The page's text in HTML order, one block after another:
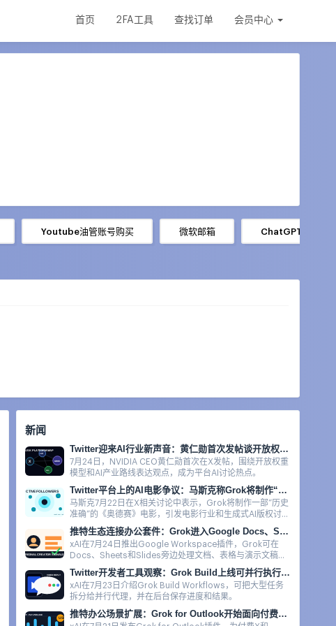
首页 2FA工具 查找订单 会员中心
Youtube油管账号购买 微软邮箱 ChatGPT账号
新闻
Twitter迎来AI行业新声音：黄仁勋首次发帖谈开放权重模型
7月24日，NVIDIA CEO黄仁勋首次在X发帖，围绕开放权重
模型和AI产业路线表达观点，成为平台AI讨论热点。
Twitter平台上的AI电影争议：马斯克称Grok将制作“历史准确”的《奥德赛》
马斯克7月22日在X相关讨论中表示，Grok将制作一部“历史
准确”的《奥德赛》电影，引发电影行业和生成式AI版权讨
论。
推特生态连接办公套件：Grok进入Google Docs、Sheets与Slides
xAI在7月24日推出Google Workspace插件，Grok可在
Docs、Sheets和Slides旁边处理文档、表格与演示文稿，
并支持引用来源。
Twitter开发者工具观察：Grok Build上线可并行执行的Workflows
xAI在7月23日介绍Grok Build Workflows，可把大型任务
拆分给并行代理，并在后台保存进度和结果。
推特办公场景扩展：Grok for Outlook开始面向付费用户提供